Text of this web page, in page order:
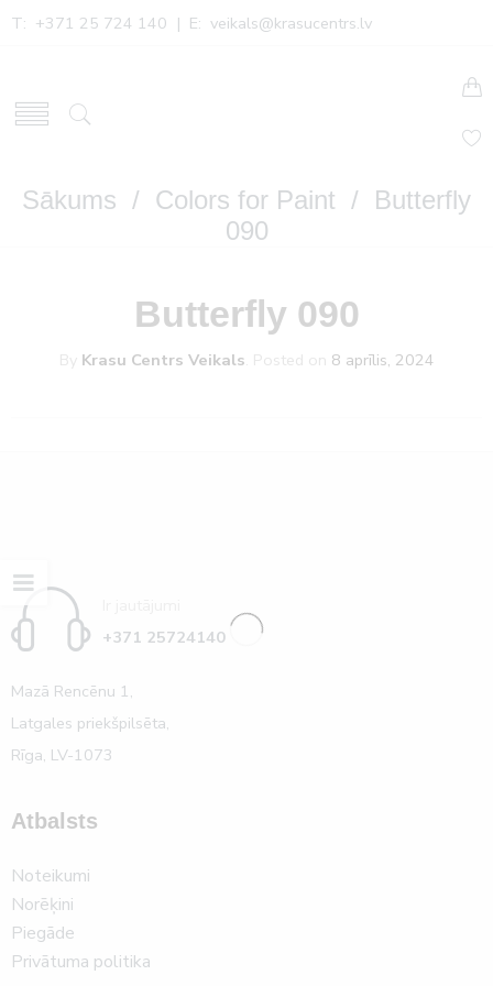
T: +371 25 724 140 | E: veikals@krasucentrs.lv
Sākums / Colors for Paint / Butterfly
090
Butterfly 090
By Krasu Centrs Veikals Posted on 8 aprīlis, 2024
+371 25724140
Mazā Rencēnu 1,
Latgales priekšpilsēta,
Rīga, LV-1073
Atbalsts
Noteikumi
Norēķini
Piegāde
Privātuma politika